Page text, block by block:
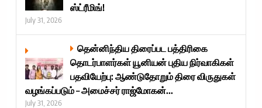
ஸ்ட்ரீமிங்!
July 31, 2026
தென்னிந்திய திரைப்பட பத்திரிகை
தொடர்பாளர்கள் யூனியன் புதிய நிர்வாகிகள்
பதவியேற்பு: ஆண்டுதோறும் திரை விருதுகள்
வழங்கப்படும் – அமைச்சர் ராஜ்மோகன்...
July 31, 2026